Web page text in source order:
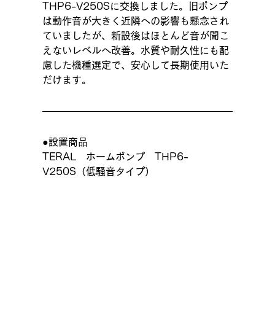
THP6-V250Sに交換しました。旧ポンプ
は動作音が大きく近隣への影響も懸念され
ていましたが、新設後はほとんど音が聞こ
えないレベルへ改善。水質や耐久性にも配
慮した機種選定で、安心して長期使用いた
だけます。
●設置商品
TERAL　ホームポンプ　THP6-
V250S（低騒音タイプ）